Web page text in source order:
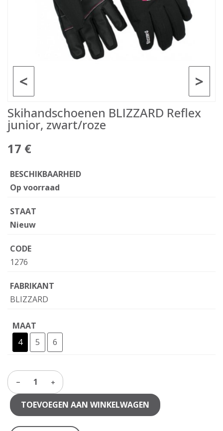
>
<
Skihandschoenen BLIZZARD Reflex
junior, zwart/roze
17 €
BESCHIKBAARHEID
Op voorraad
STAAT
Nieuw
CODE
1276
FABRIKANT
BLIZZARD
MAAT
4
5 6
1
TOEVOEGEN AAN WINKELWAGEN